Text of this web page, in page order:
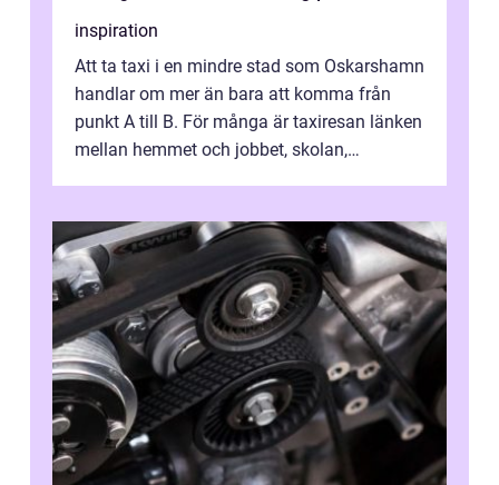
inspiration
Att ta taxi i en mindre stad som Oskarshamn
handlar om mer än bara att komma från
punkt A till B. För många är taxiresan länken
mellan hemmet och jobbet, skolan,